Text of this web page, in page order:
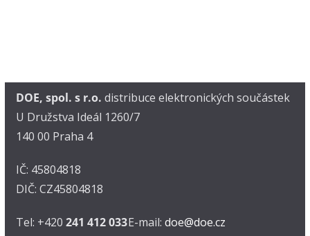
DOE, spol. s r.o. distribuce elektronických součástek
U Družstva Ideál 1260/7
140 00 Praha 4
IČ: 45804818
DIČ: CZ45804818
Tel: +420 241 412 033E-mail: doe@doe.cz